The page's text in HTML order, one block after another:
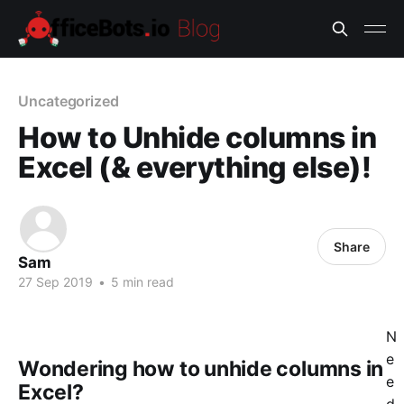
Uncategorized
How to Unhide columns in
Excel (& everything else)!
Sam
27 Sep 2019 • 5 min read
Share
Wondering how to unhide columns in
Excel?
N
e
e